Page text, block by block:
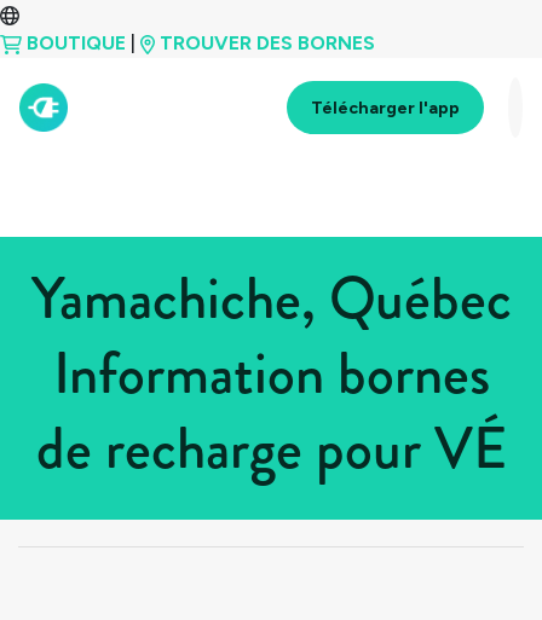
BOUTIQUE TROUVER DES BORNES
Télécharger l'app
Yamachiche, Québec
Information bornes
de recharge pour VÉ
> Québec